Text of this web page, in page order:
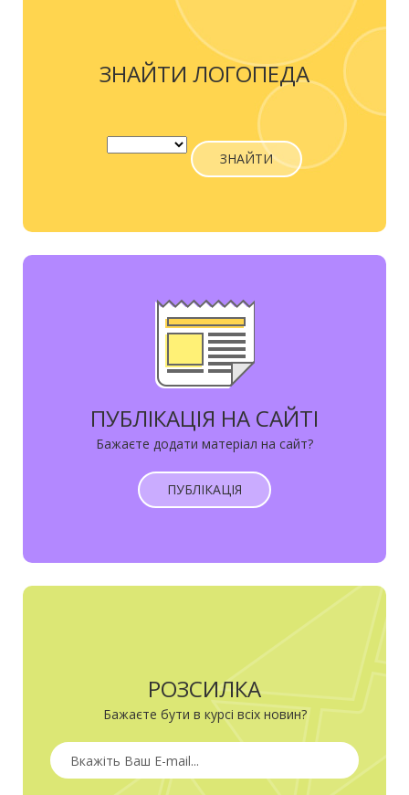
ЗНАЙТИ ЛОГОПЕДА
ЗНАЙТИ
ПУБЛІКАЦІЯ НА САЙТІ
Бажаєте додати матеріал на сайт?
ПУБЛІКАЦІЯ
РОЗСИЛКА
Бажаєте бути в курсі всіх новин?